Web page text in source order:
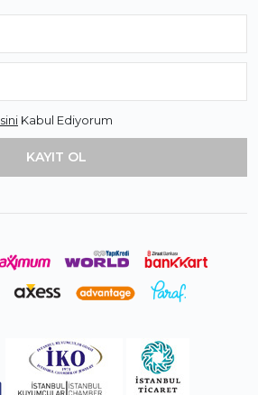
Kabul Ediyorum